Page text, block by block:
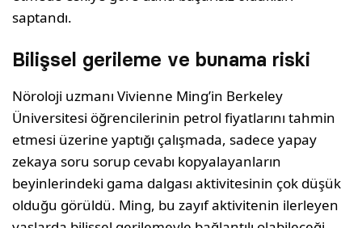
saptandı.
Bilişsel gerileme ve bunama riski
Nöroloji uzmanı Vivienne Ming’in Berkeley
Üniversitesi öğrencilerinin petrol fiyatlarını tahmin
etmesi üzerine yaptığı çalışmada, sadece yapay
zekaya soru sorup cevabı kopyalayanların
beyinlerindeki gama dalgası aktivitesinin çok düşük
olduğu görüldü. Ming, bu zayıf aktivitenin ilerleyen